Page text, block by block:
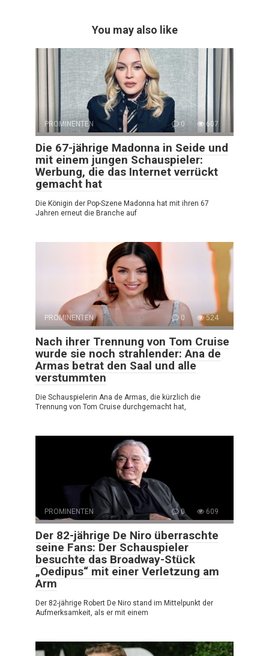
You may also like
PROMINENTEN 0 607
Die 67-jährige Madonna in Seide und
mit einem jungen Schauspieler:
Werbung, die das Internet verrückt
gemacht hat
Die Königin der Pop-Szene Madonna hat mit ihren 67
Jahren erneut die Branche auf
PROMINENTEN 0 524
Nach ihrer Trennung von Tom Cruise
wurde sie noch strahlender: Ana de
Armas betrat den Saal und alle
verstummten
Die Schauspielerin Ana de Armas, die kürzlich die
Trennung von Tom Cruise durchgemacht hat,
PROMINENTEN 0 609
Der 82-jährige De Niro überraschte
seine Fans: Der Schauspieler
besuchte das Broadway-Stück
„Oedipus“ mit einer Verletzung am
Arm
Der 82-jährige Robert De Niro stand im Mittelpunkt der
Aufmerksamkeit, als er mit einem